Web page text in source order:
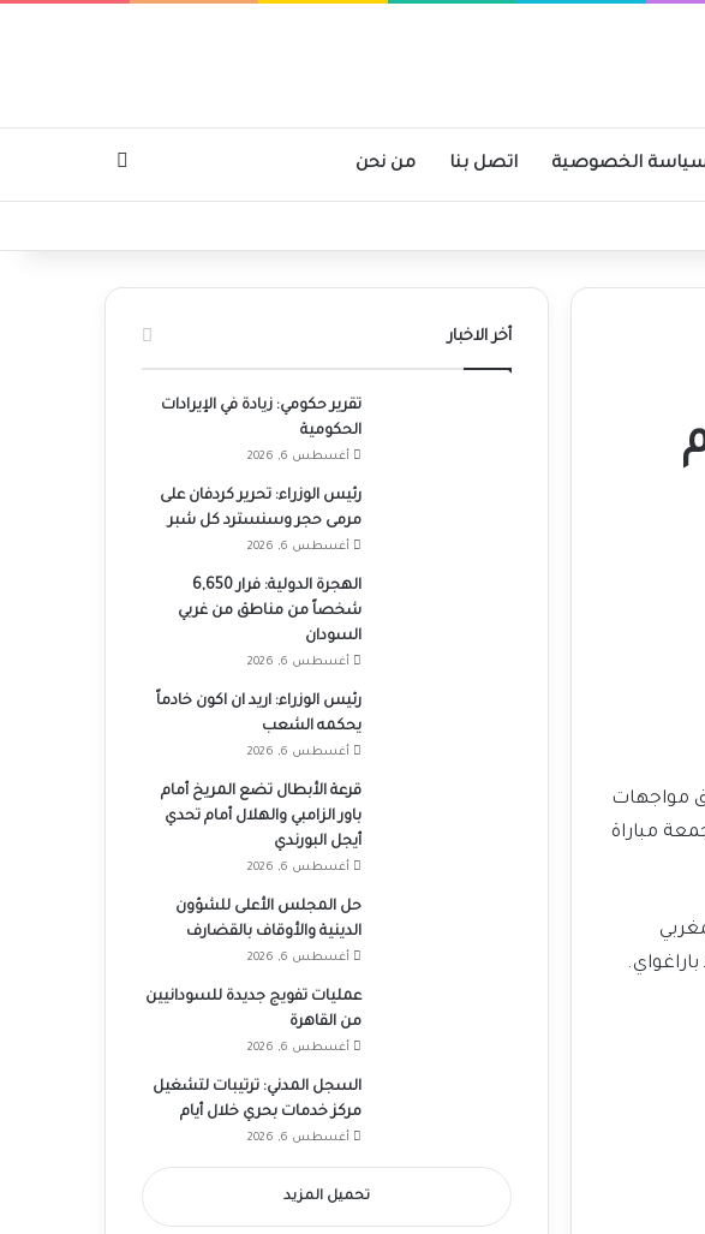
الخصوصية اتصل بنا من نحن
مع انطلاق مواجهات
مباراة
أخر الاخبار
تقرير حكومي: زيادة في الإيرادات
الحكومية
أغسطس 6, 2026
رئيس الوزراء: تحرير كردفان على
مرمى حجر وسنسترد كل شبر
أغسطس 6, 2026
الهجرة الدولية: فرار 6,650
شخصاً من مناطق من غربي
السودان
أغسطس 6, 2026
رئيس الوزراء: اريد ان اكون خادماً
يحكمه الشعب
أغسطس 6, 2026
قرعة الأبطال تضع المريخ أمام
باور الزامبي والهلال أمام تحدي
أيجل البورندي
أغسطس 6, 2026
حل المجلس الأعلى للشؤون
الدينية والأوقاف بالقضارف
أغسطس 6, 2026
عمليات تفويج جديدة للسودانيين
من القاهرة
أغسطس 6, 2026
السجل المدني: ترتيبات لتشغيل
مركز خدمات بحري خلال أيام
أغسطس 6, 2026
تحميل المزيد